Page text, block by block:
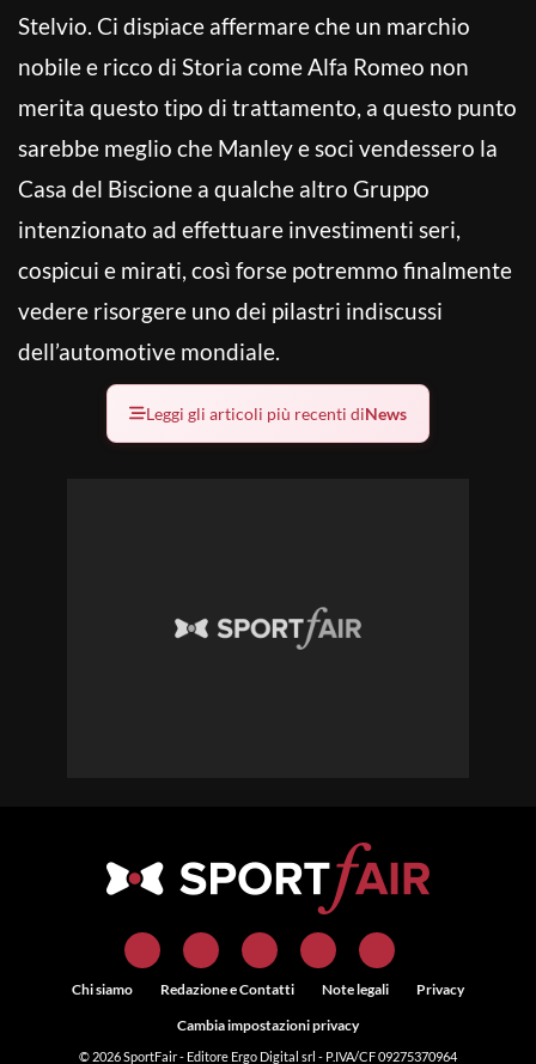
Stelvio. Ci dispiace affermare che un marchio
nobile e ricco di Storia come Alfa Romeo non
merita questo tipo di trattamento, a questo punto
sarebbe meglio che Manley e soci vendessero la
Casa del Biscione a qualche altro Gruppo
intenzionato ad effettuare investimenti seri,
cospicui e mirati, così forse potremmo finalmente
vedere risorgere uno dei pilastri indiscussi
dell’automotive mondiale.
Leggi gli articoli più recenti diNews
Chi siamo Redazione e Contatti Note legali
Privacy
Cambia impostazioni privacy
© 2026SportFair- Editore Ergo Digital srl - P.IVA/CF 09275370964